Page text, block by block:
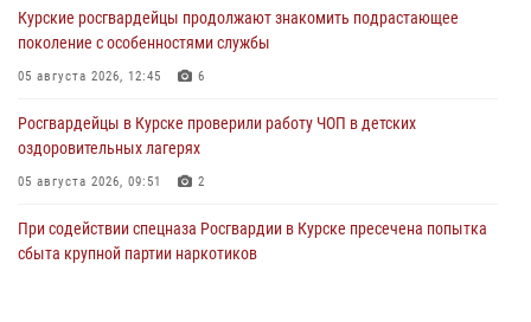
Курские росгвардейцы продолжают знакомить подрастающее
поколение с особенностями службы
05 августа 2026, 12:45 6
Росгвардейцы в Курске проверили работу ЧОП в детских
оздоровительных лагерях
05 августа 2026, 09:51 2
При содействии спецназа Росгвардии в Курске пресечена попытка
сбыта крупной партии наркотиков